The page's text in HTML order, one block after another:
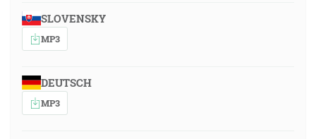
SLOVENSKY
MP3
DEUTSCH
MP3